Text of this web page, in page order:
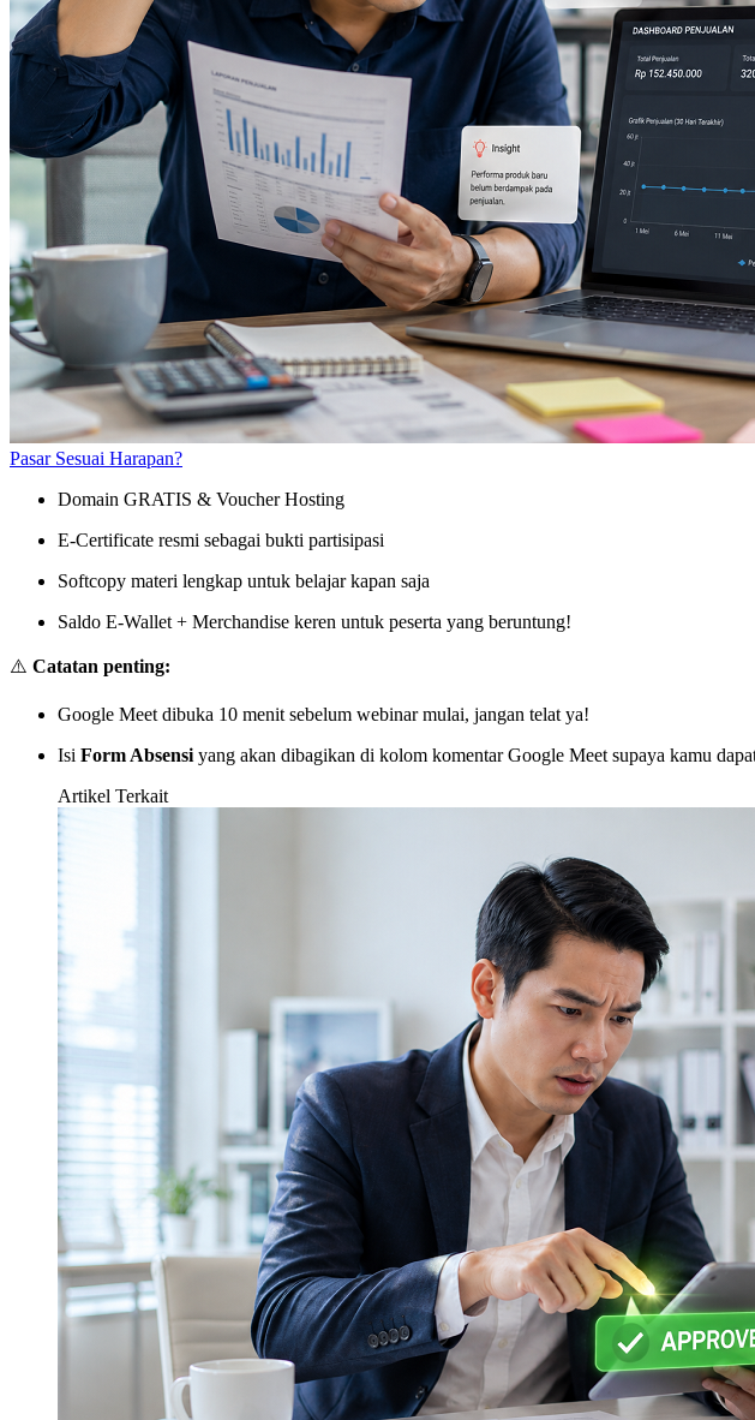
Pasar Sesuai Harapan?
Domain GRATIS & Voucher Hosting
E-Certificate resmi sebagai bukti partisipasi
Softcopy materi lengkap untuk belajar kapan saja
Saldo E-Wallet + Merchandise keren untuk peserta yang beruntung!
⚠️ Catatan penting:
Google Meet dibuka 10 menit sebelum webinar mulai, jangan telat ya!
Isi Form Absensi yang akan dibagikan di kolom komentar Google Meet supaya kamu
Artikel Terkait